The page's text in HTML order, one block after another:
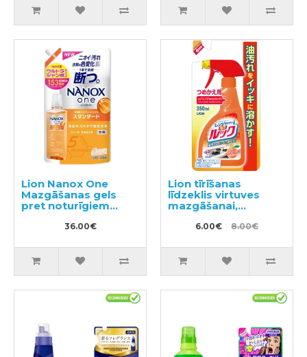
Lion Nanox One
Mazgāšanas gels
pret noturīgiem
traipiem, pildviela
36.00€
Lion tīrīšanas
līdzeklis virtuves
mazgāšanai,
pildviela 350ml
6.00€ 8.00€